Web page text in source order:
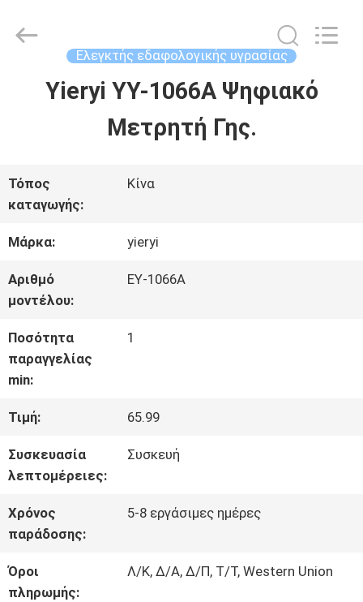
ΑΡΧΙΚΉ
ΠΡΟΪΌΝΤΑ
ΣΧΕΤΙΚΆ
ΜΕ
ΓΎΡΟΣ
ΕΡΓΟΣΤΑΣΊΩΝ
ΠΟΙΟΤΙΚΌΣ
ΈΛΕΓΧΟΣ
ΕΠΑΦΉ
YIERYI
Ελεγκτής εδαφολογικής υγρασίας
Yieryi YY-1066A Ψηφιακό
Μετρητή Γης.
Τόπος
καταγωγής:
Κίνα
Μάρκα: yieryi
Αριθμό
μοντέλου:
ΕΥ-1066Α
Ποσότητα
παραγγελίας
min:
1
Τιμή: 65.99
Συσκευασία
λεπτομέρειες:
Συσκευή
Χρόνος
παράδοσης:
5-8 εργάσιμες ημέρες
Όροι
πληρωμής:
Λ/Κ, Δ/Α, Δ/Π, Τ/Τ, Western Union